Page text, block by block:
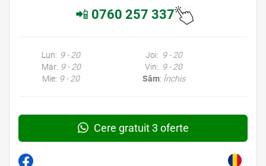
📲 0760 257 337
Lun: 9 - 20
Mar: 9 - 20
Mie: 9 - 20
Joi: 9 - 20
Vin: 9 - 20
Sâm: Închis
Cere gratuit 3 oferte